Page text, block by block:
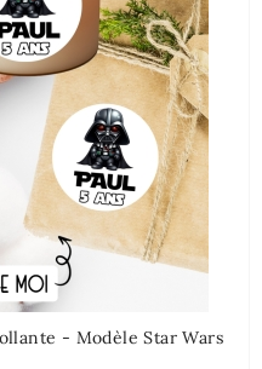
- Modèle Star Wars